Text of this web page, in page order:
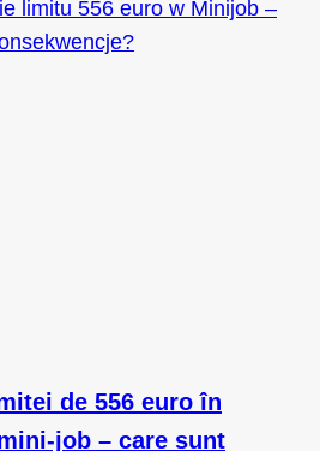
de 556 euro în
job – care sunt